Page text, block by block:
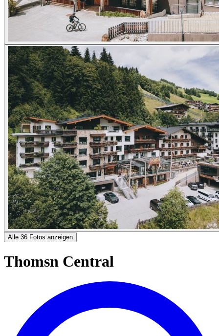
Alle 36 Fotos anzeigen
Thomsn Central